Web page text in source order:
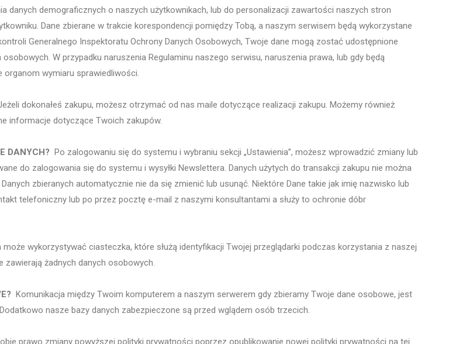
danych demograficznych o naszych użytkownikach, lub do personalizacji zawartości naszych stron
Dane zbierane w trakcie korespondencji pomiędzy Tobą, a naszym serwisem będą wykorzystane
Generalnego Inspektoratu Ochrony Danych Osobowych, Twoje dane mogą zostać udostępnione
W przypadku naruszenia Regulaminu naszego serwisu, naruszenia prawa, lub gdy będą
wymiaru sprawiedliwości.
dokonałeś zakupu, możesz otrzymać od nas maile dotyczące realizacji zakupu. Możemy również
informacje dotyczące Twoich zakupów.
DANYCH? Po zalogowaniu się do systemu i wybraniu sekcji „Ustawienia”, możesz wprowadzić zmiany lub
do zalogowania się do systemu i wysyłki Newslettera. Danych użytych do transakcji zakupu nie można
zbieranych automatycznie nie da się zmienić lub usunąć. Niektóre Dane takie jak imię nazwisko lub
telefoniczny lub po przez pocztę e-mail z naszymi konsultantami a służy to ochronie dóbr
może wykorzystywać ciasteczka, które służą identyfikacji Twojej przeglądarki podczas korzystania z naszej
żadnych danych osobowych.
Komunikacja między Twoim komputerem a naszym serwerem gdy zbieramy Twoje dane osobowe, jest
nasze bazy danych zabezpieczone są przed wglądem osób trzecich.
prawo zmiany powyższej polityki prywatności poprzez opublikowanie nowej polityki prywatności na tej